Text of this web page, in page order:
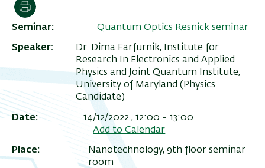
Seminar
Quantum Optics Resnick seminar
Speaker
Dr. Dima Farfurnik, Institute for
Research In Electronics and Applied
Physics and Joint Quantum Institute,
University of Maryland (Physics
Candidate)
Date 14/12/2022 , 12:00 -13:00
Add to Calendar
Place
Nanotechnology, 9th floor seminar
room